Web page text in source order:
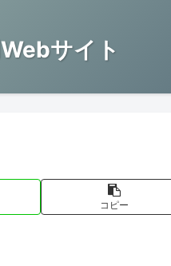
サイト
コピー